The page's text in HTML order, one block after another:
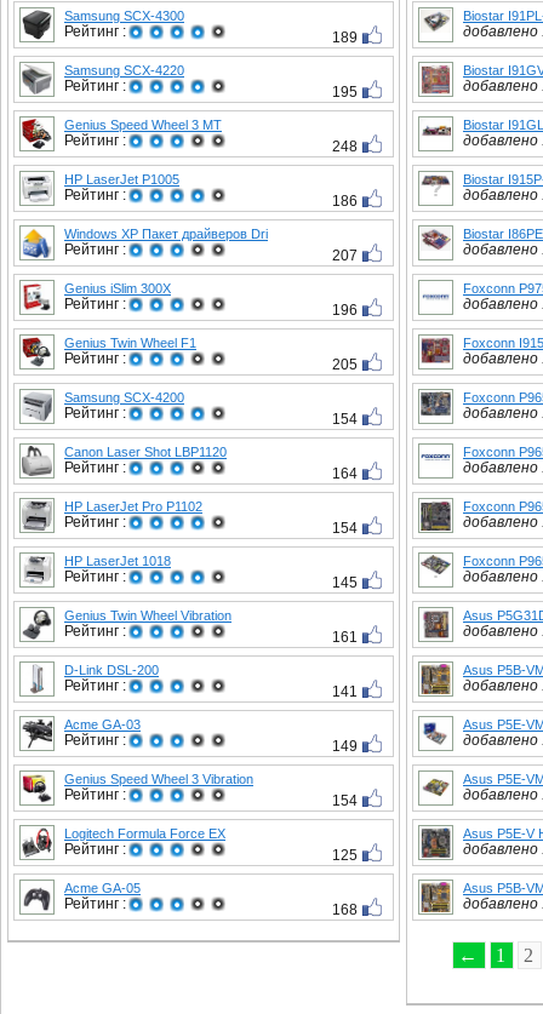
Samsung SCX-4300
Рейтинг : 189
Samsung SCX-4220
Рейтинг : 195
Genius Speed Wheel 3 MT
Рейтинг : 248
HP LaserJet P1005
Рейтинг : 186
Windows XP Пакет драйверов Dri
Рейтинг : 207
Genius iSlim 300X
Рейтинг : 196
Genius Twin Wheel F1
Рейтинг : 205
Samsung SCX-4200
Рейтинг : 154
Canon Laser Shot LBP1120
Рейтинг : 164
HP LaserJet Pro P1102
Рейтинг : 154
HP LaserJet 1018
Рейтинг : 145
Genius Twin Wheel Vibration
Рейтинг : 161
D-Link DSL-200
Рейтинг : 141
Acme GA-03
Рейтинг : 149
Genius Speed Wheel 3 Vibration
Рейтинг : 154
Logitech Formula Force EX
Рейтинг : 125
Acme GA-05
Рейтинг : 168
Biostar
добавлено
Biostar
добавлено
Biostar
добавлено
Biostar
добавлено
Biostar
добавлено
Foxconn
добавлено
Foxconn
добавлено
Foxconn
добавлено
Foxconn
добавлено
Foxconn
добавлено
Foxconn
добавлено
Asus
добавлено
Asus P5B-
добавлено
Asus P5E-
добавлено
Asus P5E-
добавлено
Asus P5E-V
добавлено
Asus P5B-
добавлено
← 1 2